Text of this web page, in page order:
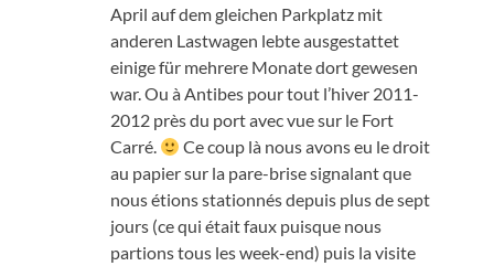
April auf dem gleichen Parkplatz mit
anderen Lastwagen lebte ausgestattet
einige für mehrere Monate dort gewesen
war.Ou à Antibes pour tout l’hiver 2011-
2012 près du port avec vue sur le Fort
Carré.
Ce coup là nous avons eu le droit
au papier sur la pare-brise signalant que
nous étions stationnés depuis plus de sept
jours (ce qui était faux puisque nous
partions tous les week-end) puis la visite